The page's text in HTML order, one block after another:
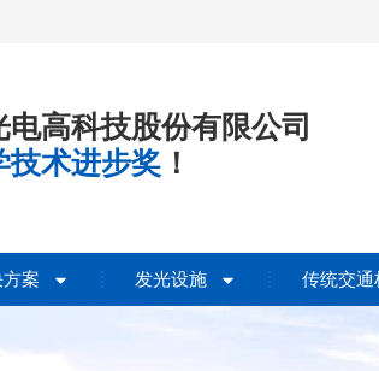
高科技股份有限公司
技术进步奖 ！
案 发光设施 传统交通